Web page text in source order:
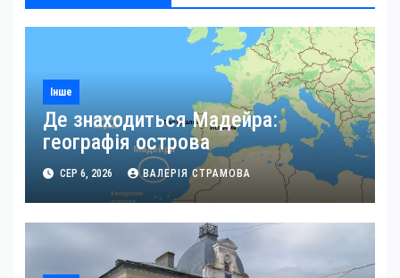
Інше
Де знаходиться Мадейра:
географія острова
СЕР 6, 2026 ВАЛЕРІЯ СТРАМОВА